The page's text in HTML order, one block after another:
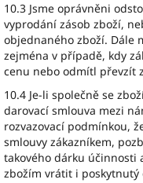
10.3 Jsme oprávněni
vyprodání zásob zboží,
objednaného zboží. Dále
zejména v případě, kdy
cenu nebo odmítl převzít
10.4 Je-li společně se
darovací smlouva mezi
rozvazovací podmínkou,
smlouvy zákazníkem,
takového dárku účinnosti
zbožím vrátit i poskytnutý